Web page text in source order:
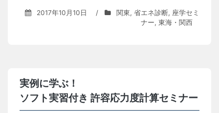
2017年10月10日 / 関東, 省エネ診断, 座学セミ
ナー,東海・関西
実例に学ぶ！
ソフト実習付き 許容応力度計算セミナー